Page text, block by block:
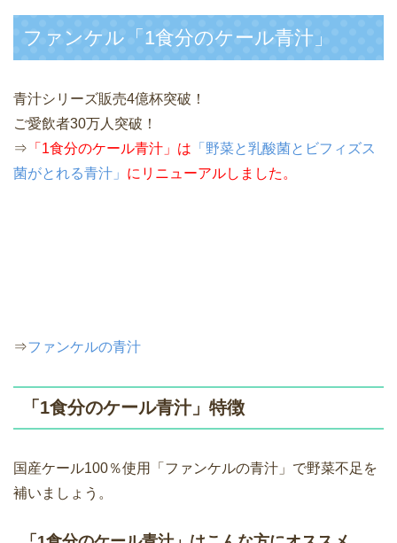
ファンケル「1食分のケール青汁」
青汁シリーズ販売4億杯突破！
ご愛飲者30万人突破！
⇒ 「1食分のケール青汁」は 「野菜と乳酸菌とビフィズス
菌がとれる青汁」 にリニューアルしました。
⇒ファンケルの青汁
「1食分のケール青汁」特徴
国産ケール100％使用「ファンケルの青汁」で野菜不足を
補いましょう。